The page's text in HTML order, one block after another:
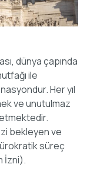
dünya çapında
ile
Her yıl
ve unutulmaz
bekleyen ve
süreç
İzni).